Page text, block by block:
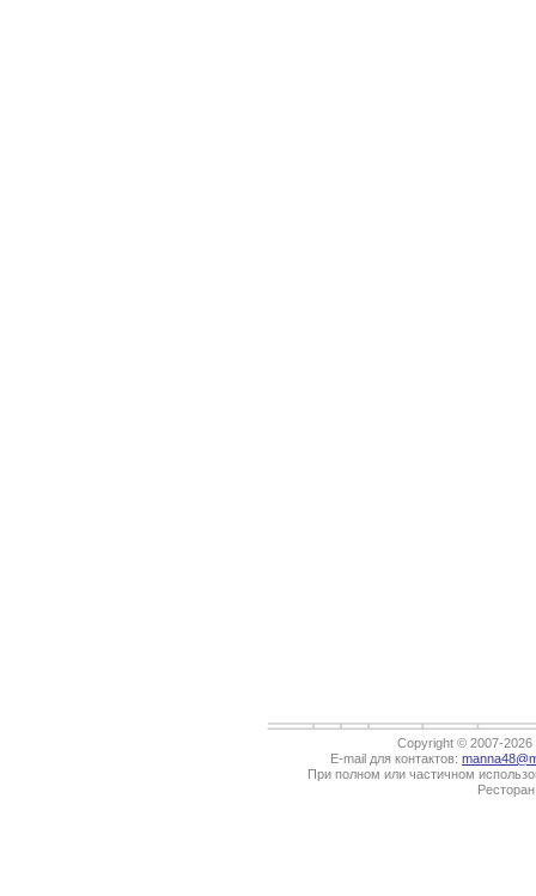
Copyright © 2007-
E-mail для контактов:
При полном или частичном